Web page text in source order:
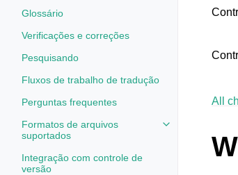
Glossário
Verificações e correções
Pesquisando
Fluxos de trabalho de tradução
Perguntas frequentes
Formatos de arquivos
suportados
Toggle
Integração com controle de
versão
All